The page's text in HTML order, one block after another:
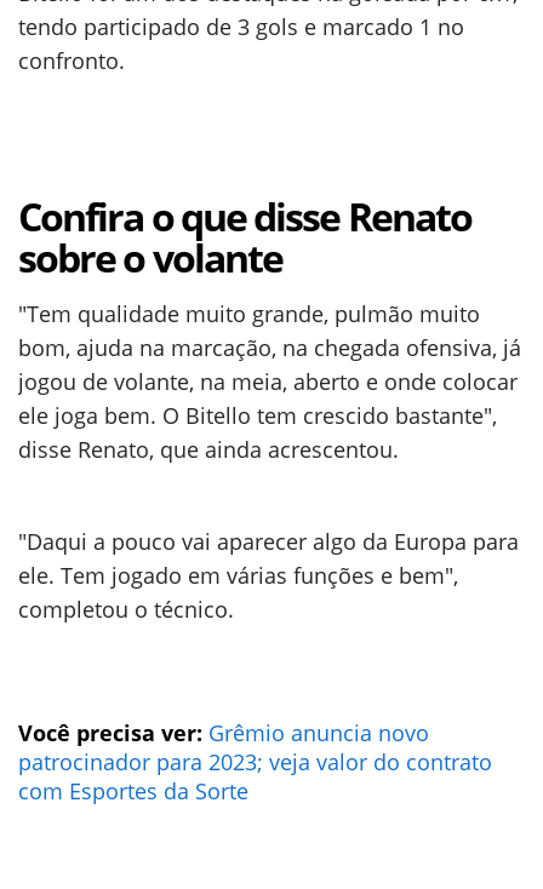
tendo participado de 3 gols e marcado 1 no
confronto.
Confira o que disse Renato
sobre o volante
"Tem qualidade muito grande, pulmão muito
bom, ajuda na marcação, na chegada ofensiva, já
jogou de volante, na meia, aberto e onde colocar
ele joga bem. O Bitello tem crescido bastante",
disse Renato, que ainda acrescentou.
"Daqui a pouco vai aparecer algo da Europa para
ele. Tem jogado em várias funções e bem",
completou o técnico.
Você precisa ver: Grêmio anuncia novo
patrocinador para 2023; veja valor do contrato
com Esportes da Sorte